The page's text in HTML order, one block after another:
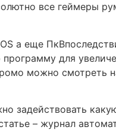
все геймеры
для
можно смотреть
задействовать
– журнал